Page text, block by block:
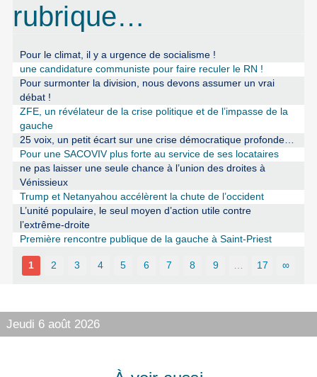
rubrique…
Pour le climat, il y a urgence de socialisme !
une candidature communiste pour faire reculer le RN !
Pour surmonter la division, nous devons assumer un vrai
débat !
ZFE, un révélateur de la crise politique et de l’impasse de la
gauche
25 voix, un petit écart sur une crise démocratique profonde…
Pour une SACOVIV plus forte au service de ses locataires
ne pas laisser une seule chance à l’union des droites à
Vénissieux
Trump et Netanyahou accélèrent la chute de l’occident
L’unité populaire, le seul moyen d’action utile contre
l’extrême-droite
Première rencontre publique de la gauche à Saint-Priest
1 2 3 4 5 6 7 8 9 17 ∞
Jeudi 6 août 2026